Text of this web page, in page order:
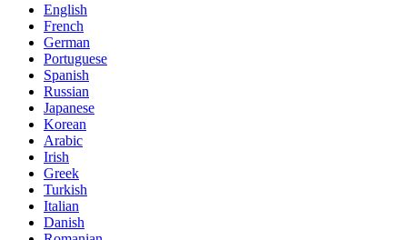
English
French
German
Portuguese
Spanish
Russian
Japanese
Korean
Arabic
Irish
Greek
Turkish
Italian
Danish